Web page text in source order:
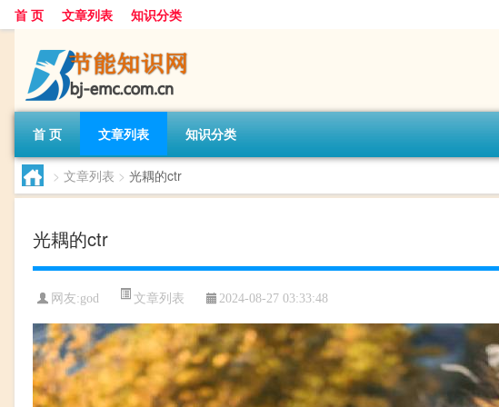
首 页 文章列表 知识分类
首 页 文章列表 知识分类
> 文章列表 > 光耦的ctr
光耦的ctr
网友:god 文章列表 2024-08-27 03:33:48